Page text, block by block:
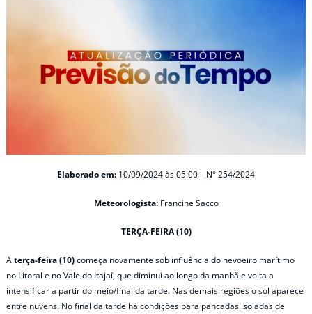
Elaborado em: 10/09/2024 às 05:00 – N° 254/2024
Meteorologista: Francine Sacco
TERÇA-FEIRA (10)
Aterça-feira (10)começa novamente sob influência do nevoeiro marítimo
no Litoral e no Vale do Itajaí, que diminui ao longo da manhã e volta a
intensificar a partir do meio/final da tarde. Nas demais regiões o sol aparece
entre nuvens. No final da tarde há condições para pancadas isoladas de